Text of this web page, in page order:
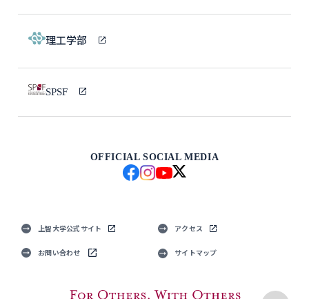
理工学部
SPSF
OFFICIAL SOCIAL MEDIA
上智大学公式サイト アクセス
お問い合わせ サイトマップ